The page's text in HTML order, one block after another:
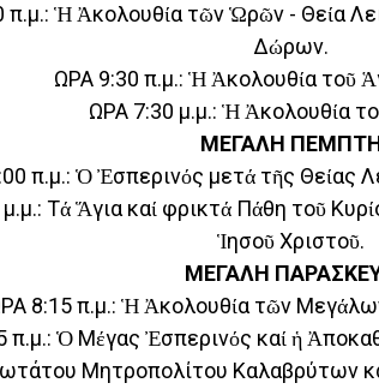
π.μ.: Ἡ Ἀκολουθία τῶν Ὡρῶν - Θεία
Δώρων.
ΩΡΑ 9:30 π.μ.: Ἡ Ἀκολουθία τοῦ
ΩΡΑ 7:30 μ.μ.: Ἡ Ἀκολουθία
ΜΕΓΑΛΗ
π.μ.: Ὁ Ἐσπερινός μετά τῆς Θείας
Τά Ἅγια καί φρικτά Πάθη τοῦ
Ἱησοῦ Χριστοῦ.
ΜΕΓΑΛΗ
8:15 π.μ.: Ἡ Ἀκολουθία τῶν
π.μ.: Ὁ Μέγας Ἐσπερινός καί ἡ
Μητροπολίτου Καλαβρύτων